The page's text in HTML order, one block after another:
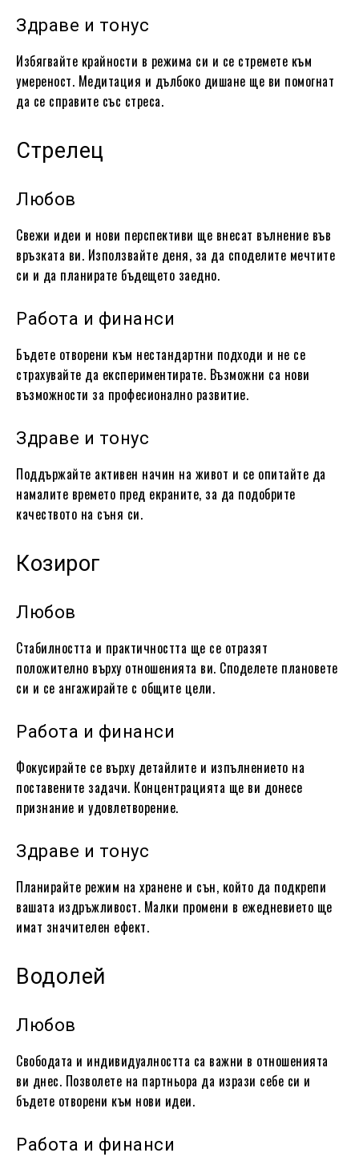
Здраве и тонус
Избягвайте крайности в режима си и се стремете към
умереност. Медитация и дълбоко дишане ще ви помогнат
да се справите със стреса.
Стрелец
Любов
Свежи идеи и нови перспективи ще внесат вълнение във
връзката ви. Използвайте деня, за да споделите мечтите
си и да планирате бъдещето заедно.
Работа и финанси
Бъдете отворени към нестандартни подходи и не се
страхувайте да експериментирате. Възможни са нови
възможности за професионално развитие.
Здраве и тонус
Поддържайте активен начин на живот и се опитайте да
намалите времето пред екраните, за да подобрите
качеството на съня си.
Козирог
Любов
Стабилността и практичността ще се отразят
положително върху отношенията ви. Споделете плановете
си и се ангажирайте с общите цели.
Работа и финанси
Фокусирайте се върху детайлите и изпълнението на
поставените задачи. Концентрацията ще ви донесе
признание и удовлетворение.
Здраве и тонус
Планирайте режим на хранене и сън, който да подкрепи
вашата издръжливост. Малки промени в ежедневието ще
имат значителен ефект.
Водолей
Любов
Свободата и индивидуалността са важни в отношенията
ви днес. Позволете на партньора да изрази себе си и
бъдете отворени към нови идеи.
Работа и финанси